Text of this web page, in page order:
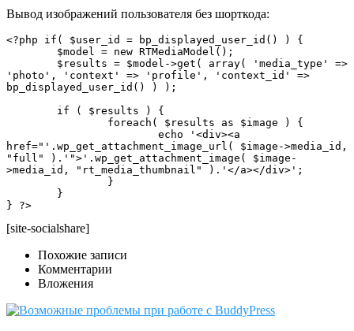
Вывод изображений пользователя без шорткода:
<?php if( $user_id = bp_displayed_user_id() ) {
'photo', 'context' => 'profile', 'context_id' =>
bp_displayed_user_id() ) );
href="'.wp_get_attachment_image_url( $image->media_id,
"full" ).'">'.wp_get_attachment_image( $image-
>media_id, "rt_media_thumbnail" ).'</a></div>';
} ?>
[site-socialshare]
Похожие записи
Комментарии
Вложения